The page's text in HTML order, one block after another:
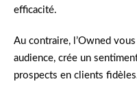
efficacité.
Au contraire, l’Owned
audience, crée un
prospects en clients